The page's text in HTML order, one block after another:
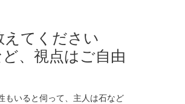
てください
、視点はご自由
もいると伺って、主人は石など